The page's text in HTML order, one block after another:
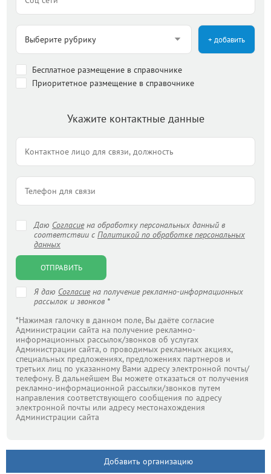
+ добавить
Бесплатное размещение в справочнике
Приоритетное размещение в справочнике
Укажите контактные данные
Даю Согласиена обработку персональных данный в
соответствии с Политикой по обработке персональных
данных
ОТПРАВИТЬ
Я даю Согласиена получение рекламно-информационных
рассылок и звонков *
*Нажимая галочку в данном поле, Вы даёте согласие
Администрации сайта на получение рекламно-
информационных рассылок/звонков об услугах
Администрации сайта, о проводимых рекламных акциях,
специальных предложениях, предложениях партнеров и
третьих лиц по указанному Вами адресу электронной почты/
телефону. В дальнейшем Вы можете отказаться от получения
рекламно-информационной рассылки/звонков путем
направления соответствующего сообщения по адресу
электронной почты или адресу местонахождения
Администрации сайта
Добавить организацию